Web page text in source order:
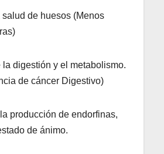
de huesos (Menos
digestión y el metabolismo.
de cáncer Digestivo)
de endorfinas,
de ánimo.